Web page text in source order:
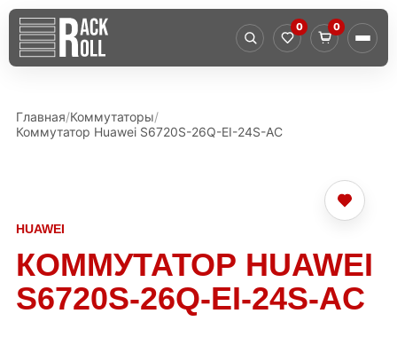
0 0
Главная Коммутаторы
Коммутатор Huawei S6720S-26Q-EI-24S-AC
HUAWEI
КОММУТАТОР HUAWEI
S6720S-26Q-EI-24S-AC